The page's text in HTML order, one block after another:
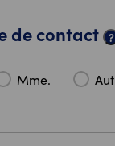
de contact ?
Mme.